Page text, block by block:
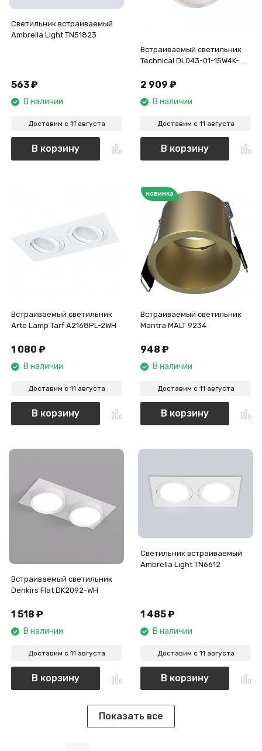
Светильник встраиваемый
Ambrella Light TN51823
563₽
В наличии
Доставим с 11 августа
В корзину
Встраиваемый светильник
Technical DL043-01-15W4K-
2 909 ₽
В наличии
Доставим с 11 августа
В корзину
Встраиваемый светильник
Arte Lamp Tarf A2168PL-2WH
1 080 ₽
В наличии
Доставим с 11 августа
В корзину
новинка
Встраиваемый светильник
Mantra MALT 9234
948 ₽
В наличии
Доставим с 11 августа
В корзину
Встраиваемый светильник
Denkirs Flat DK2092-WH
1 518 ₽
В наличии
Доставим с 11 августа
В корзину
Светильник встраиваемый
Ambrella Light TN6612
1 485₽
В наличии
Доставим с 11 августа
В корзину
Показать все